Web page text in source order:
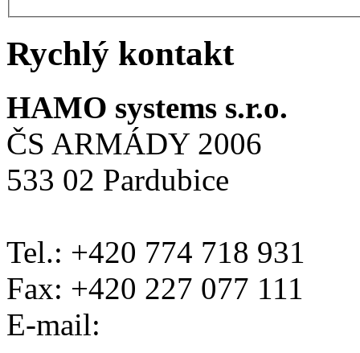
Rychlý kontakt
HAMO systems s.r.o.
ČS ARMÁDY 2006
533 02 Pardubice
Tel.: +420 774 718 931
Fax: +420 227 077 111
E-mail: